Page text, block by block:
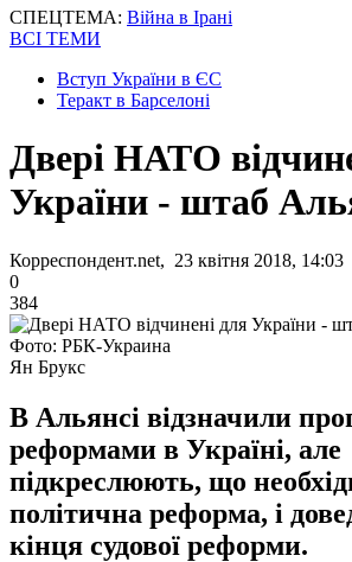
СПЕЦТЕМА: Війна в Ірані
ВСІ ТЕМИ
Вступ України в ЄС
Теракт в Барселоні
Двері НАТО
України - штаб
Корреспондент.net, 23 квітня 2018, 14:03
0
384
Фото: РБК-Украина
Ян Брукс
В Альянсі відзначили
реформами в Україні, але
підкреслюють, що
політична реформа, і
кінця судової реформи.